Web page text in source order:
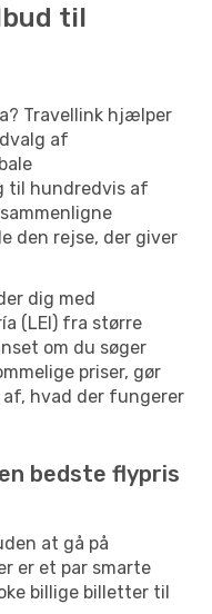
til
Travellink hjælper
af
til hundredvis af
den rejse, der giver
dig med
(LEI) fra større
om du søger
priser, gør
hvad der fungerer
bedste flypris
at gå på
er et par smarte
billige billetter til